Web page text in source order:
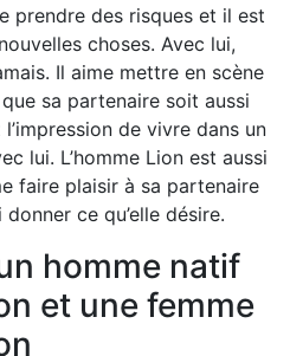
prendre des risques et il est
choses. Avec lui,
Il aime mettre en scène
sa partenaire soit aussi
de vivre dans un
lui. L’homme Lion est aussi
faire plaisir à sa partenaire
ce qu’elle désire.
homme natif
et une femme